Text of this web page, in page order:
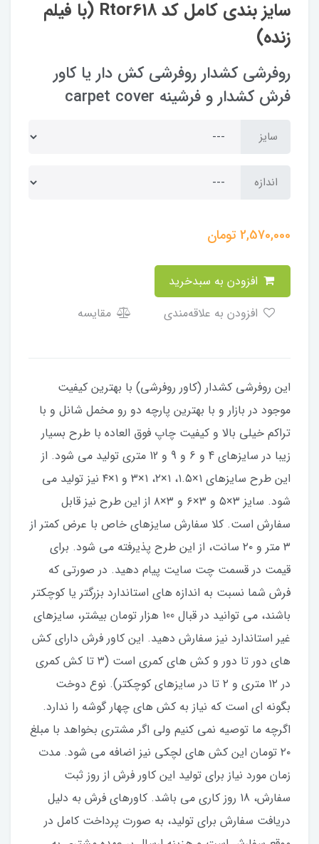
سایز بندی کامل کد Rtor618 (با فیلم
زنده)
روفرشی کشدار روفرشی کش دار یا کاور
فرش کشدار و فرشینه carpet cover
سایز
اندازه
2,570,000تومان
مقایسه
​​​​​​​​این روفرشی کشدار (کاور روفرشی) با بهترین کیفیت
موجود در بازار و با بهترین پارچه دو رو مخمل شانل و با
تراکم خیلی بالا و کیفیت چاپ فوق العاده با طرح بسیار
زیبا در سایزهای 4 و 6 و 9 و 12 متری تولید می شود. از
این طرح سایزهای ۱×۱.۵، ۱×۲، ۱×۳ و ۱×۴ نیز تولید می
شود. سایز ۳×۵ و ۳×۶ و ۳×۸ از این طرح نیز قابل
سفارش است. کلا سفارش سایزهای خاص با عرض کمتر از
۳ متر و ۲۰ سانت، از این طرح پذیرفته می شود. برای
قیمت در قسمت چت سایت پیام دهید. در صورتی که
فرش شما نسبت به اندازه های استاندارد بزرگتر یا کوچکتر
باشند، می توانید در قبال 100 هزار تومان بیشتر، سایزهای
غیر استاندارد نیز سفارش دهید. این کاور فرش دارای کش
های دور تا دور و کش های کمری است (۳ تا کش کمری
در ۱۲ متری و ۲ تا در سایزهای کوچکتر). نوع دوخت
بگونه ای است که نیاز به کش های چهار گوشه را ندارد.
اگرچه ما توصیه نمی کنیم ولی اگر مشتری بخواهد با مبلغ
۲۰ تومان این کش های لچکی نیز اضافه می شود. مدت
زمان مورد نیاز برای تولید این کاور فرش از روز ثبت
سفارش، 18 روز کاری می باشد. کاورهای فرش به دلیل
دریافت سفارش برای تولید، به صورت پرداخت کامل در